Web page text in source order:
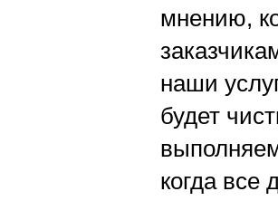
мнению,
наши
будет
когда все